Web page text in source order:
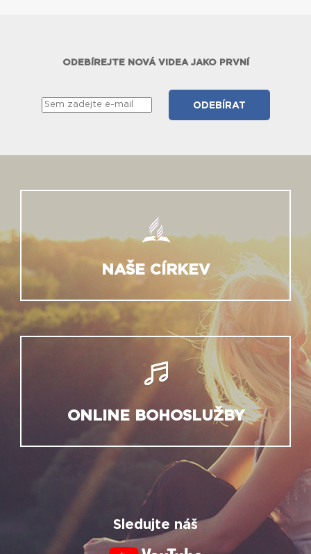
ODEBÍREJTE NOVÁ VIDEA JAKO PRVNÍ
NAŠE CÍRKEV
ONLINE BOHOSLUŽBY
Sledujte náš